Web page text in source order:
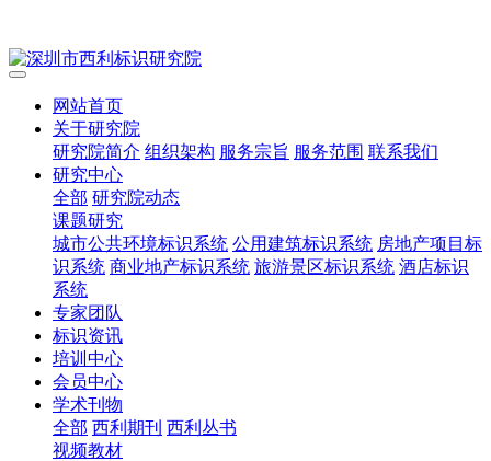
网站首页
关于研究院
研究院简介 组织架构 服务宗旨 服务范围 联系我们
研究中心
全部 研究院动态
课题研究
城市公共环境标识系统 公用建筑标识系统 房地产项目标
识系统 商业地产标识系统 旅游景区标识系统 酒店标识
系统
专家团队
标识资讯
培训中心
会员中心
学术刊物
全部 西利期刊 西利丛书
视频教材